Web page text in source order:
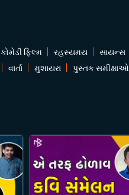
કોમેડી ફિલ્મ રહસ્યમય સાયન્સ
વાર્તા મુશાયરા પુસ્તક સમીક્ષાઓ